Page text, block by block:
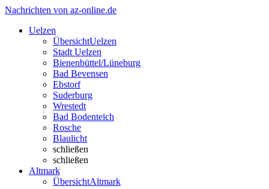
Nachrichten von az-online.de
Uelzen
ÜbersichtUelzen
Stadt Uelzen
Bienenbüttel/Lüneburg
Bad Bevensen
Ebstorf
Suderburg
Wrestedt
Bad Bodenteich
Rosche
Blaulicht
schließen
schließen
Altmark
ÜbersichtAltmark